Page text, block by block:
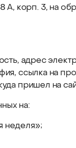
А, корп. 3, на
адрес
ссылка на
пришел на
на:
неделя»;